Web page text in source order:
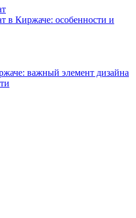
в Киржаче: особенности и
важный элемент дизайна